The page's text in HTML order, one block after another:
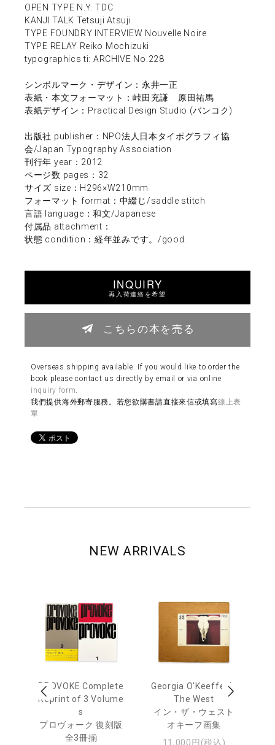
OPEN TYPE N.Y. TDC
KANJI TALK Tetsuji Atsuji
TYPE FOUNDRY INTERVIEW Nouvelle Noire
TYPE RELAY Reiko Mochizuki
typographics ti: ARCHIVE No.228
シンボルマーク・デザイン：永井一正
表紙・本文フォーマット：峠田充謙 原田祐馬
表紙デザイン：Practical Design Studio (バンコク)
出版社 publisher：NPO法人日本タイポグラフィ協
会/Japan Typography Association
刊行年 year：2012
ページ数 pages：32
サイズ size：H296×W210mm
フォーマット format：中綴じ/saddle stitch
言語 language：和文/Japanese
付属品 attachment：
状態 condition：経年並みです。/good.
INQUIRY
再入荷連絡を希望
こちらの本を売る
Overseas shipping available. If you would like to order the
book please contact us directly by email or via online
inquiry form
我們提供海外郵寄服務。若您欲購書請直接來信或填寫線上表
單
NEW ARRIVALS
PROVOKE Complete
Reprint of 3 Volume
s
プロヴォーク 復刻版
全3冊揃
Georgia O'Keeffe: In
The West
イン・ザ・ウェスト
オキーフ画集
11,000円(税込)